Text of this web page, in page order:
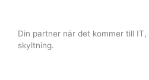
Din partner när det kommer till
skyltning.